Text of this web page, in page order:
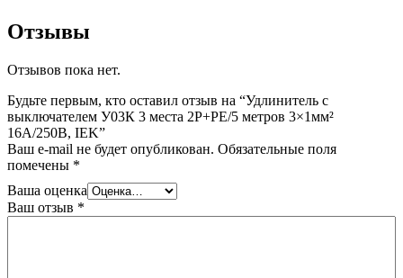
Отзывы
Отзывов пока нет.
Будьте первым, кто оставил отзыв на “Удлинитель с
выключателем У03К 3 места 2P+PE/5 метров 3×1мм²
16А/250В, IEK”
Ваш e-mail не будет опубликован. Обязательные поля
помечены *
Ваша оценка
Ваш отзыв *